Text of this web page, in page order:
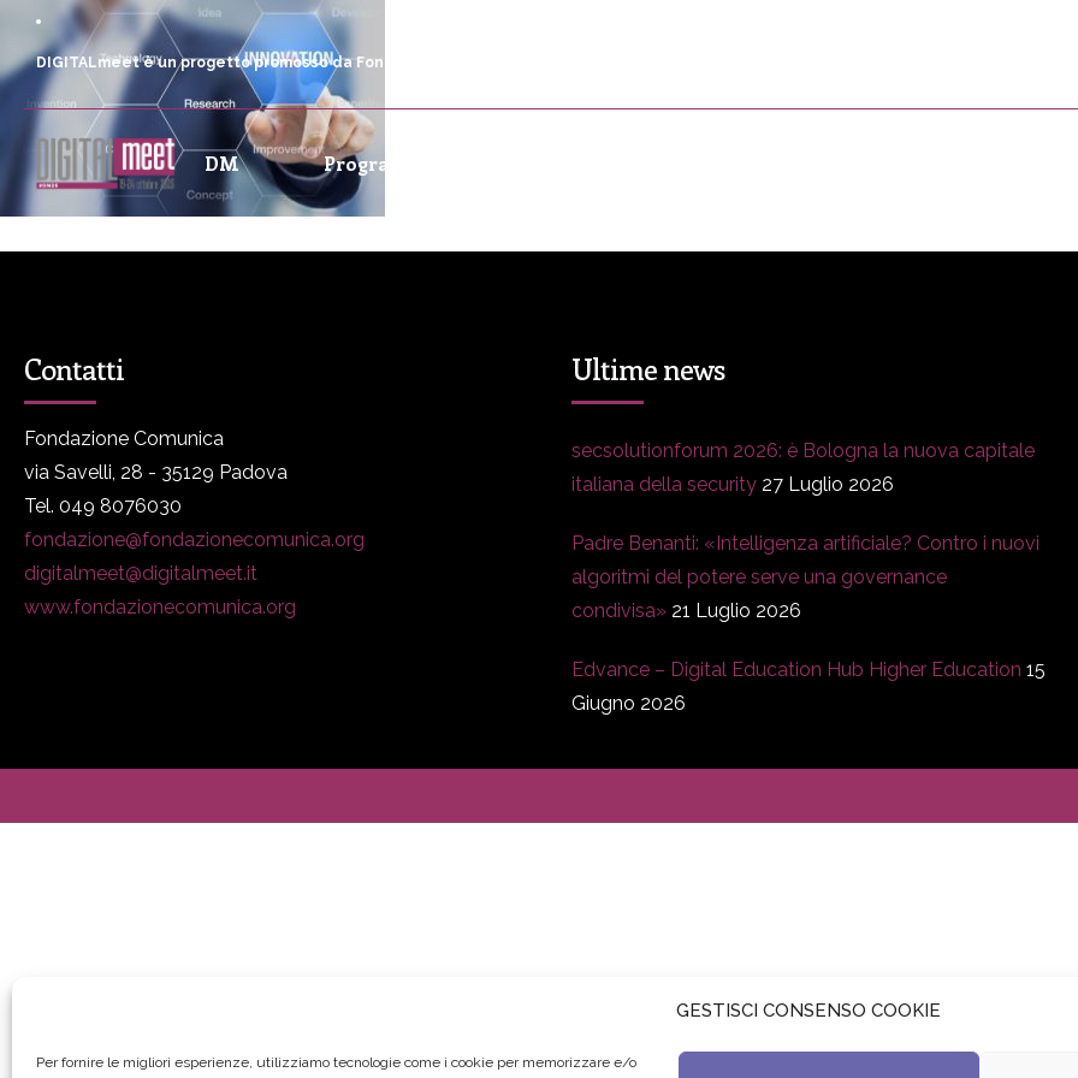
GESTISCI CONSENSO COOKIE
Per fornire le migliori esperienze, utilizziamo tecnologie come i cookie per memorizzare e/o
DIGITALmeet è un progetto promosso da Fondazione Comunica
DM Programma
Contatti
Fondazione Comunica
via Savelli, 28 - 35129 Padova
Tel. 049 8076030
fondazione@fondazionecomunica.org
digitalmeet@digitalmeet.it
www.fondazionecomunica.org
Ultime news
secsolutionforum 2026: è Bologna la nuova capitale
italiana della security 27 Luglio 2026
Padre Benanti: «Intelligenza artificiale? Contro i nuovi
algoritmi del potere serve una governance
condivisa» 21 Luglio 2026
Edvance – Digital Education Hub Higher Education 15
Giugno 2026